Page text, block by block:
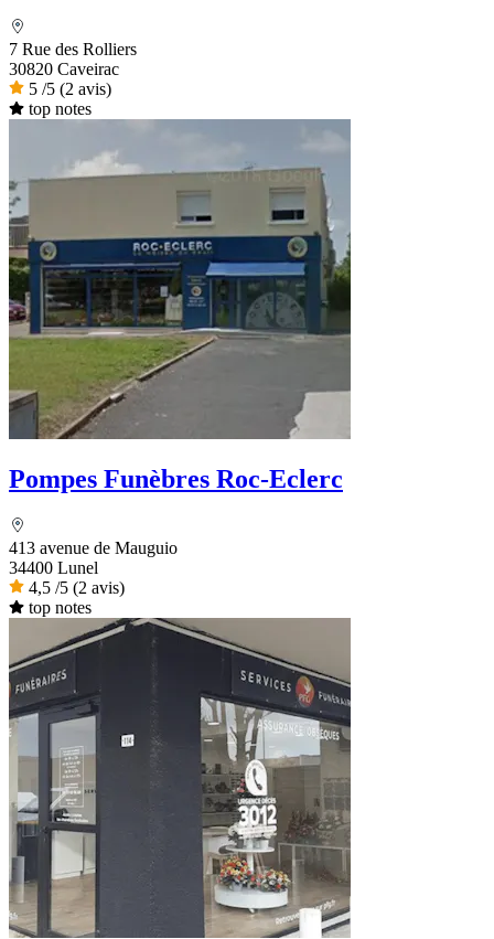
7 Rue des Rolliers
30820 Caveirac
5 /5 (2 avis)
top notes
Pompes Funèbres Roc-Eclerc
413 avenue de Mauguio
34400 Lunel
4,5 /5 (2 avis)
top notes